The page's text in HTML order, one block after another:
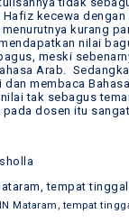
Hafiz kecewa dengan
kurang
nilai
meski
Arab.
dan membaca
tak sebagus
dosen itu sangat
Mataram, tempat